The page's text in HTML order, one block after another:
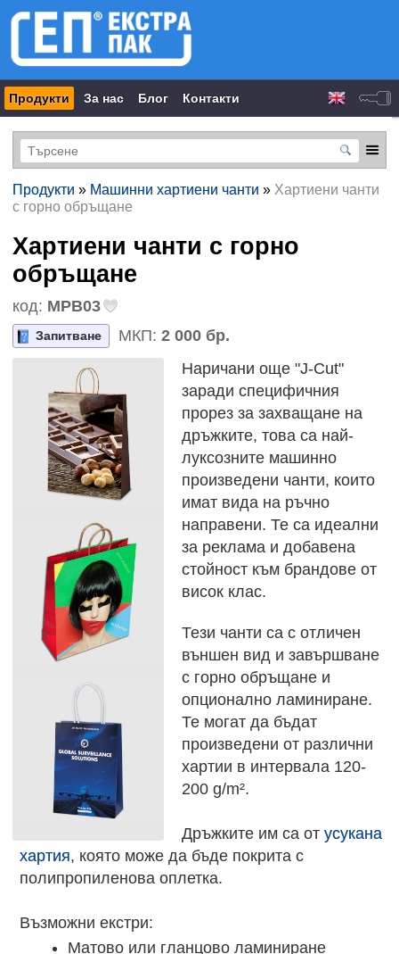
Продукти За нас Блог Контакти
Продукти » Машинни хартиени чанти » Хартиени чанти
с горно обръщане
Хартиени чанти с горно
обръщане
код: MPB03
Запитване МКП: 2 000 бр.
Наричани още "J-Cut"
заради специфичния
прорез за захващане на
дръжките, това са най-
луксозните машинно
произведени чанти, които
имат вида на ръчно
направени. Те са идеални
за реклама и добавена
стойност към брандове от
висок клас.
Тези чанти са с отличен
външен вид и завършване
с горно обръщане и
опционално ламиниране.
Те могат да бъдат
произведени от различни
хартии в интервала 120-
200 g/m².
Дръжките им са от усукана
хартия, която може да бъде покрита с
полипропиленова оплетка.
Възможни екстри:
Матово или гланцово ламиниране